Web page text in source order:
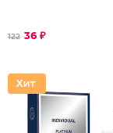
122 36 ₽